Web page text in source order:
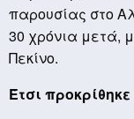
παρουσίας στο
30 χρόνια μετά,
Πεκίνο.
Έτσι